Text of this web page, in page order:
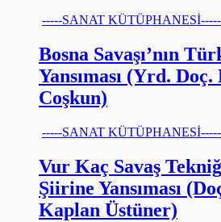
-----SANAT KÜTÜPHANESİ-----
Bosna Savaşı’nın
Yansıması (Yrd. Doç.
Coşkun)
-----SANAT KÜTÜPHANESİ-----
Vur Kaç Savaş
Şiirine Yansıması
Kaplan Üstüner)